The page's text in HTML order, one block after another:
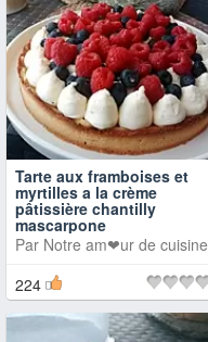
Tarte aux framboises et
myrtilles a la crème
pâtissière chantilly
mascarpone
Par Notre am❤ur de cuisine
224